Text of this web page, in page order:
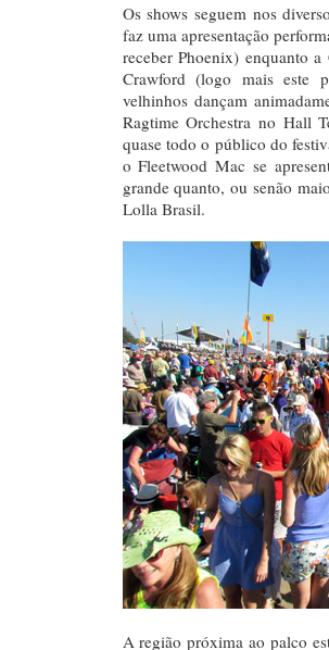
Os shows seguem nos
faz uma apresentação
receber Phoenix) enquanto
Crawford (logo mais este
velhinhos dançam
Ragtime Orchestra no Hall
quase todo o público do
o Fleetwood Mac se
grande quanto, ou senão
Lolla Brasil.
A região próxima ao palco